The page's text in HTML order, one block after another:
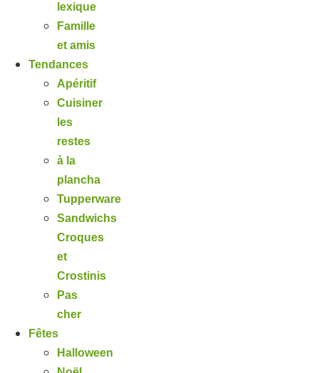
lexique
Famille
et amis
Tendances
Apéritif
Cuisiner
les
restes
à la
plancha
Tupperware
Sandwichs
Croques
et
Crostinis
Pas
cher
Fêtes
Halloween